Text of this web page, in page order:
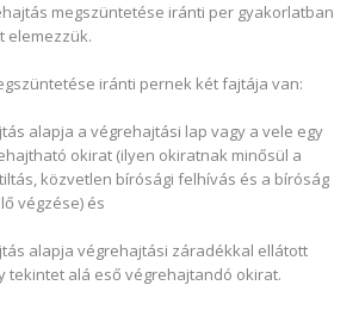
megszüntetése iránti per gyakorlatban
elemezzük.
iránti pernek két fajtája van:
alapja a végrehajtási lap vagy a vele egy
okirat (ilyen okiratnak minősül a
közvetlen bírósági felhívás és a bíróság
végzése) és
alapja végrehajtási záradékkal ellátott
tekintet alá eső végrehajtandó okirat.